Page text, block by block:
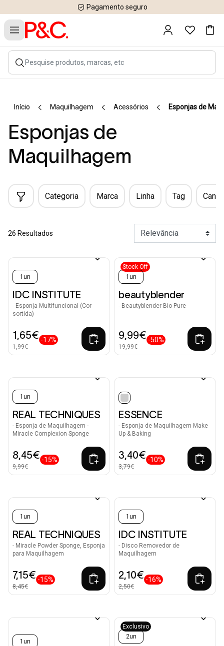
Pagamento seguro
Início Maquilhagem Acessórios Esponjas de
Esponjas de
Maquilhagem
Categoria Marca Linha Tag Canal
26 Resultados
1un
IDC INSTITUTE
- Esponja Multifuncional (Cor
sortida)
1,65€
1,99€
-17%
Stock Off
1un
beautyblender
- Beautyblender Bio Pure
9,99€
19,99€
-50%
1un
REAL TECHNIQUES
- Esponja de Maquilhagem -
Miracle Complexion Sponge
8,45€
9,99€
-15%
selected
ESSENCE
- Esponja de Maquilhagem Make
Up & Baking
3,40€
3,79€
-10%
1un
REAL TECHNIQUES
- Miracle Powder Sponge, Esponja
para Maquilhagem
7,15€
8,45€
-15%
1un
IDC INSTITUTE
- Disco Removedor de
Maquilhagem
2,10€
2,50€
-16%
1un
Exclusivo
2un